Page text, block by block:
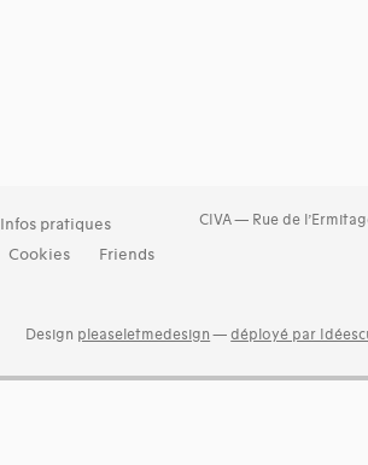
Infos pratiques
Cookies Friends
CIVA — Rue de
Design pleaseletmedesign —déployé par